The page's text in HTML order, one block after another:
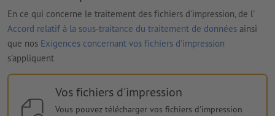
En ce qui concerne le traitement des fichiers d'impression, de l'
Accord relatif à la sous-traitance du traitement de données ainsi
que nos Exigences concernant vos fichiers d'impression
s'appliquent
Vos fichiers d'impression
Vous pouvez télécharger vos fichiers d'impression